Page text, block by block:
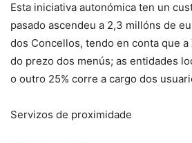
Esta iniciativa autonómica ten un
pasado ascendeu a 2,3 millóns de
dos Concellos, tendo en conta que a
do prezo dos menús; as entidades
o outro 25% corre a cargo dos
Servizos de proximidade